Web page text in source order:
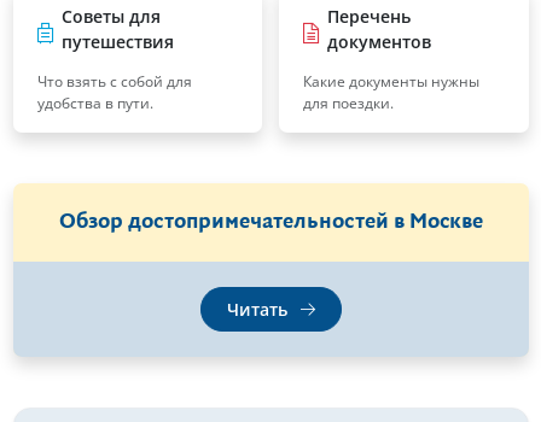
Советы для
путешествия
Что взять с собой для
удобства в пути.
Перечень
документов
Какие документы нужны
для поездки.
Обзор достопримечательностей в Москве
Читать